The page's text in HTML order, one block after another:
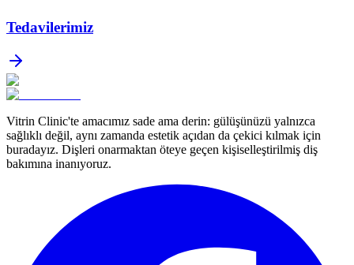
Tedavilerimiz
Vitrin Clinic'te amacımız sade ama derin: gülüşünüzü yalnızca
sağlıklı değil, aynı zamanda estetik açıdan da çekici kılmak için
buradayız. Dişleri onarmaktan öteye geçen kişiselleştirilmiş diş
bakımına inanıyoruz.